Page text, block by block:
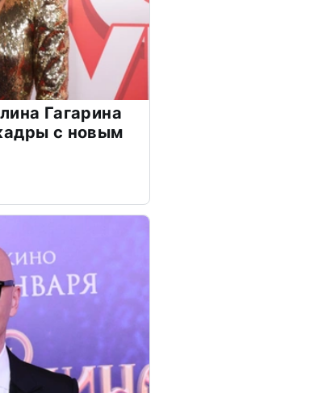
Гагарина
с новым